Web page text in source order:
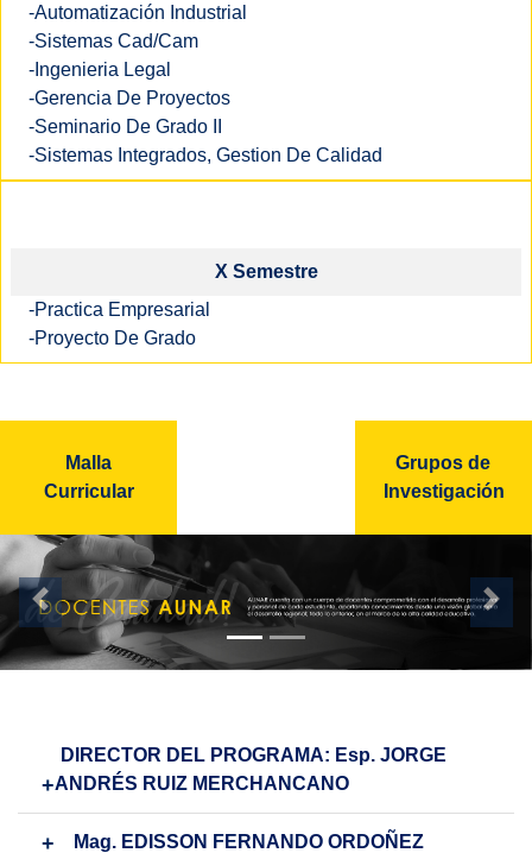
-Automatización Industrial
-Sistemas Cad/Cam
-Ingenieria Legal
-Gerencia De Proyectos
-Seminario De Grado II
-Sistemas Integrados, Gestion De Calidad
X Semestre
-Practica Empresarial
-Proyecto De Grado
Malla
Curricular
Grupos de
Investigación
Previus
DIRECTOR DEL PROGRAMA: Esp. JORGE
ANDRÉS RUIZ MERCHANCANO
Mag. EDISSON FERNANDO ORDOÑEZ